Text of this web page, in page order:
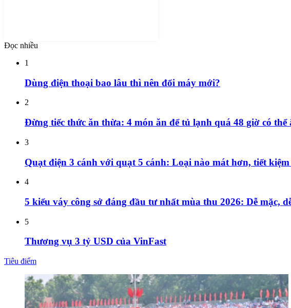
Đọc nhiều
1
Dùng điện thoại bao lâu thì nên đổi máy mới?
2
Đừng tiếc thức ăn thừa: 4 món ăn để tủ lạnh quá 48 giờ có thể
3
Quạt điện 3 cánh với quạt 5 cánh: Loại nào mát hơn, tiết
4
5 kiểu váy công sở đáng đầu tư nhất mùa thu 2026: Dễ mặc,
5
Thương vụ 3 tỷ USD của VinFast
Tiêu điểm